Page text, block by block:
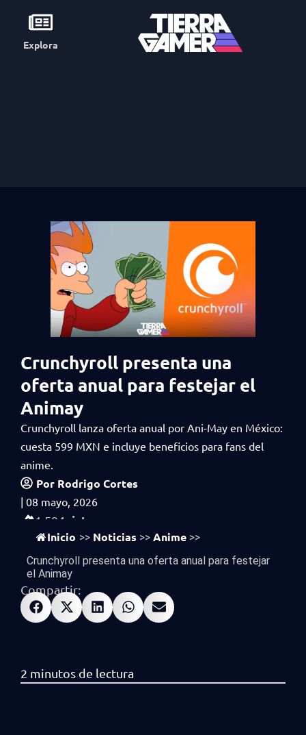
Explora
Crunchyroll presenta una
oferta anual para festejar el
Animay
Crunchyroll lanza oferta anual por Ani-May en México:
cuesta 599 MXN e incluye beneficios para fans del
anime.
Por Rodrigo Cortes
| 08 mayo, 2026
1,594 vistas
Inicio >> Noticias >> Anime >>
Crunchyroll presenta una oferta anual para festejar
el Animay
Compartir: